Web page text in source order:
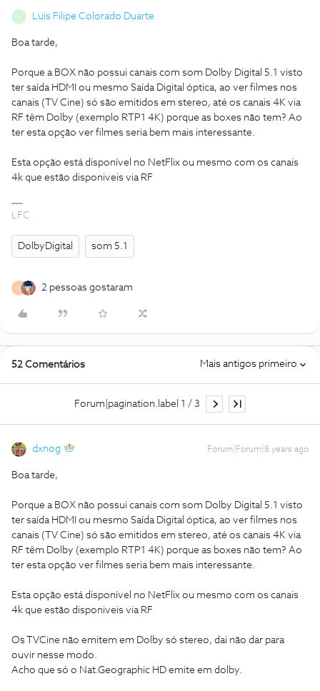
Luis Filipe Colorado Duarte
Boa tarde,
Porque a BOX não possui canais com som Dolby Digital 5.1 visto
ter saída HDMI ou mesmo Saída Digital óptica, ao ver filmes nos
canais (TV Cine) só são emitidos em stereo, até os canais 4K via
RF têm Dolby (exemplo RTP1 4K) porque as boxes não tem? Ao
ter esta opção ver filmes seria bem mais interessante.
Esta opção está disponível no NetFlix ou mesmo com os canais
4k que estão disponiveis via RF
LFC
DolbyDigital som 5.1
G 2 pessoas gostaram
52 Comentários Mais antigos primeiro
Forum|pagination.label 1 / 3
dxnog Forum|Forum|8 years ago
Boa tarde,
Porque a BOX não possui canais com som Dolby Digital 5.1 visto
ter saída HDMI ou mesmo Saída Digital óptica, ao ver filmes nos
canais (TV Cine) só são emitidos em stereo, até os canais 4K via
RF têm Dolby (exemplo RTP1 4K) porque as boxes não tem? Ao
ter esta opção ver filmes seria bem mais interessante.
Esta opção está disponível no NetFlix ou mesmo com os canais
4k que estão disponiveis via RF
Os TVCine não emitem em Dolby só stereo, dai não dar para
ouvir nesse modo.
Acho que só o Nat.Geographic HD emite em dolby.